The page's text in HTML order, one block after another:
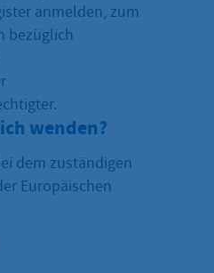
anmelden, zum
bezüglich
wenden?
dem zuständigen
Europäischen